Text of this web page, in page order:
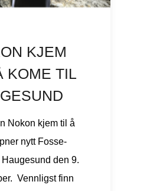
KJEM
KOME TIL
Nokon kjem til å
nytt Fosse-
den 9.
Vennligst finn